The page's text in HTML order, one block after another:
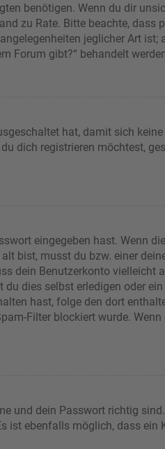
benötigen. Wenn du dir
zu Rate. Bitte beachte, dass
jeglicher Art ist;
Forum gibt?“ behandelt
hat, damit sich
dich registrieren möchtest,
eingegeben hast. Wenn
bist, musst du bzw. einer
dein Benutzerkonto vielleicht
dies selbst erledigen oder
hast, folge den dort
Filter blockiert wurde.
und dein Passwort richtig
ist ebenfalls möglich, dass